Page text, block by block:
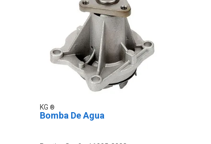
KG
Bomba De Agua